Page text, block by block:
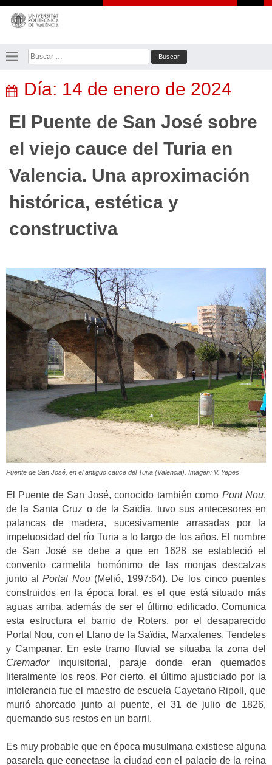
Saltar
contenido
Buscar:
Día: 14 de enero de 2024
El Puente de San José sobre
el viejo cauce del Turia en
Valencia. Una aproximación
histórica, estética y
constructiva
Puente de San José, en el antiguo cauce del Turia (Valencia). Imagen: V. Yepes
El Puente de San José, conocido también como Pont Nou,
de la Santa Cruz o de la Saïdia, tuvo sus antecesores en
palancas de madera, sucesivamente arrasadas por la
impetuosidad del río Turia a lo largo de los años. El nombre
de San José se debe a que en 1628 se estableció el
convento carmelita homónimo de las monjas descalzas
junto alPortal Nou(Melió, 1997:64). De los cinco puentes
construidos en la época foral, es el que está situado más
aguas arriba, además de ser el último edificado. Comunica
esta estructura el barrio de Roters, por el desaparecido
Portal Nou, con el Llano de la Saïdia, Marxalenes, Tendetes
y Campanar. En este tramo fluvial se situaba la zona del
Cremadorinquisitorial, paraje donde eran quemados
literalmente los reos. Por cierto, el último ajusticiado por la
intolerancia fue el maestro de escuela Cayetano Ripoll , que
murió ahorcado junto al puente, el 31 de julio de 1826,
quemando sus restos en un barril.
Es muy probable que en época musulmana existiese alguna
pasarela que conectase la ciudad con el palacio de la reina